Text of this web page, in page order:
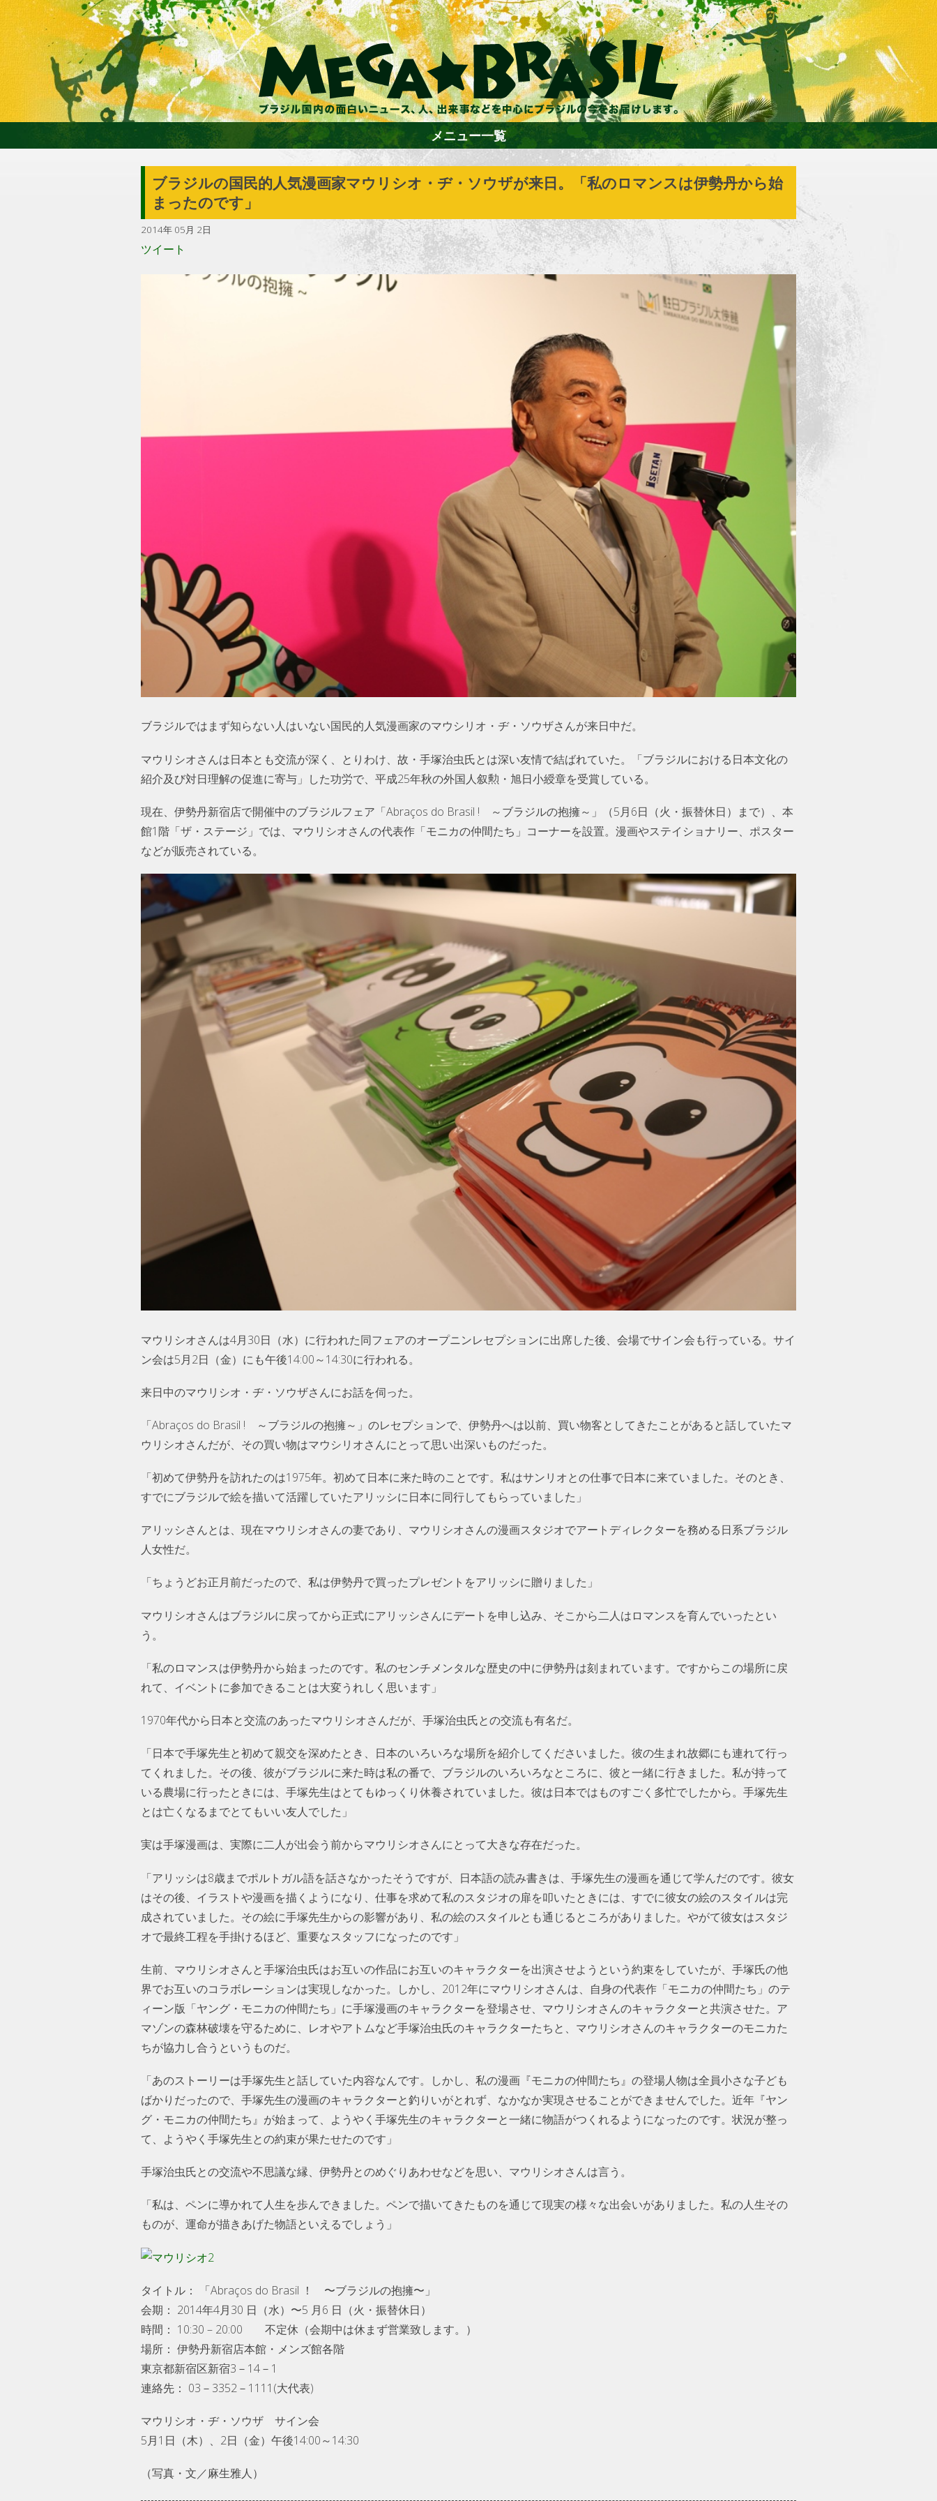
ファション
エンターテイメント
コラム
メニュー一覧
ブラジルの国民的人気漫画家マウリシオ・ヂ・ソウザが来日。「私のロマンスは伊勢丹から始
まったのです」
2014年 05月 2日
ブラジルではまず知らない人はいない国民的人気漫画家のマウシリオ・ヂ・ソウザさんが来日中だ。
マウリシオさんは日本とも交流が深く、とりわけ、故・手塚治虫氏とは深い友情で結ばれていた。「ブラジルにおける日本文化の
紹介及び対日理解の促進に寄与」した功労で、平成25年秋の外国人叙勲・旭日小綬章を受賞している。
現在、伊勢丹新宿店で開催中のブラジルフェア「Abraços do Brasil ! ～ブラジルの抱擁～」（5月6日（火・振替休日）まで）、本
館1階「ザ・ステージ」では、マウリシオさんの代表作「モニカの仲間たち」コーナーを設置。漫画やステイショナリー、ポスター
などが販売されている。
マウリシオさんは4月30日（水）に行われた同フェアのオープニンレセプションに出席した後、会場でサイン会も行っている。サイ
ン会は5月2日（金）にも午後14:00～14:30に行われる。
来日中のマウリシオ・ヂ・ソウザさんにお話を伺った。
「Abraços do Brasil ! ～ブラジルの抱擁～」のレセプションで、伊勢丹へは以前、買い物客としてきたことがあると話していたマ
ウリシオさんだが、その買い物はマウシリオさんにとって思い出深いものだった。
「初めて伊勢丹を訪れたのは1975年。初めて日本に来た時のことです。私はサンリオとの仕事で日本に来ていました。そのとき、
すでにブラジルで絵を描いて活躍していたアリッシに日本に同行してもらっていました」
アリッシさんとは、現在マウリシオさんの妻であり、マウリシオさんの漫画スタジオでアートディレクターを務める日系ブラジル
人女性だ。
「ちょうどお正月前だったので、私は伊勢丹で買ったプレゼントをアリッシに贈りました」
マウリシオさんはブラジルに戻ってから正式にアリッシさんにデートを申し込み、そこから二人はロマンスを育んでいったとい
う。
「私のロマンスは伊勢丹から始まったのです。私のセンチメンタルな歴史の中に伊勢丹は刻まれています。ですからこの場所に戻
れて、イベントに参加できることは大変うれしく思います」
1970年代から日本と交流のあったマウリシオさんだが、手塚治虫氏との交流も有名だ。
「日本で手塚先生と初めて親交を深めたとき、日本のいろいろな場所を紹介してくださいました。彼の生まれ故郷にも連れて行っ
てくれました。その後、彼がブラジルに来た時は私の番で、ブラジルのいろいろなところに、彼と一緒に行きました。私が持って
いる農場に行ったときには、手塚先生はとてもゆっくり休養されていました。彼は日本ではものすごく多忙でしたから。手塚先生
とは亡くなるまでとてもいい友人でした」
実は手塚漫画は、実際に二人が出会う前からマウリシオさんにとって大きな存在だった。
「アリッシは8歳までポルトガル語を話さなかったそうですが、日本語の読み書きは、手塚先生の漫画を通じて学んだのです。彼女
はその後、イラストや漫画を描くようになり、仕事を求めて私のスタジオの扉を叩いたときには、すでに彼女の絵のスタイルは完
成されていました。その絵に手塚先生からの影響があり、私の絵のスタイルとも通じるところがありました。やがて彼女はスタジ
オで最終工程を手掛けるほど、重要なスタッフになったのです」
生前、マウリシオさんと手塚治虫氏はお互いの作品にお互いのキャラクターを出演させようという約束をしていたが、手塚氏の他
界でお互いのコラボレーションは実現しなかった。しかし、2012年にマウリシオさんは、自身の代表作「モニカの仲間たち」のテ
ィーン版「ヤング・モニカの仲間たち」に手塚漫画のキャラクターを登場させ、マウリシオさんのキャラクターと共演させた。ア
マゾンの森林破壊を守るために、レオやアトムなど手塚治虫氏のキャラクターたちと、マウリシオさんのキャラクターのモニカた
ちが協力し合うというものだ。
「あのストーリーは手塚先生と話していた内容なんです。しかし、私の漫画『モニカの仲間たち』の登場人物は全員小さな子ども
ばかりだったので、手塚先生の漫画のキャラクターと釣りいがとれず、なかなか実現させることができませんでした。近年『ヤン
グ・モニカの仲間たち』が始まって、ようやく手塚先生のキャラクターと一緒に物語がつくれるようになったのです。状況が整っ
て、ようやく手塚先生との約束が果たせたのです」
手塚治虫氏との交流や不思議な縁、伊勢丹とのめぐりあわせなどを思い、マウリシオさんは言う。
「私は、ペンに導かれて人生を歩んできました。ペンで描いてきたものを通じて現実の様々な出会いがありました。私の人生その
ものが、運命が描きあげた物語といえるでしょう」
タイトル： 「Abraços do Brasil ！ 〜ブラジルの抱擁〜」
会期： 2014年4月30 日（水）〜5 月6 日（火・振替休日）
時間： 10:30 – 20:00 不定休（会期中は休まず営業致します。）
場所： 伊勢丹新宿店本館・メンズ館各階
東京都新宿区新宿3－14－1
連絡先： 03－3352－1111(大代表)
マウリシオ・ヂ・ソウザ サイン会
5月1日（木）、2日（金）午後14:00～14:30
（写真・文／麻生雅人）